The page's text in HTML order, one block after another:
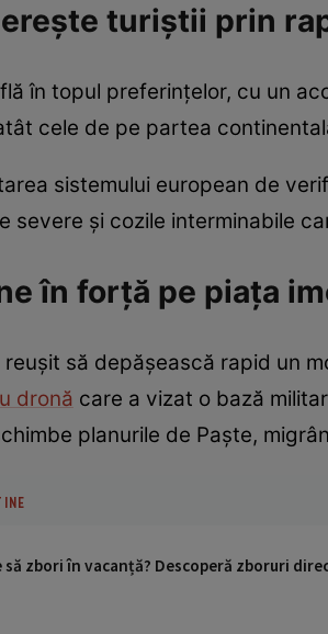
turiștii prin
în topul preferințelor, cu un
cele de pe partea
sistemului european de
severe și cozile interminabile
în forță pe piața
să depășească rapid un
dronă care a vizat o bază
planurile de Paște,
să zbori în vacanță? Descoperă zboruri